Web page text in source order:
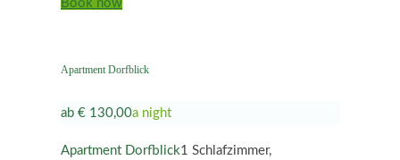
Book now
Apartment Dorfblick
ab € 130,00a night
Apartment Dorfblick1 Schlafzimmer,